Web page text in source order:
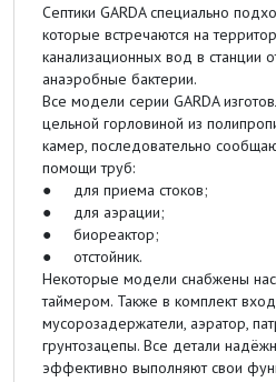
Септики GARDA специально
которые встречаются на
канализационных вод в станции
анаэробные бактерии.
Все модели серии GARDA
цельной горловиной из
камер, последовательно
помощи труб:
● для приема стоков;
● для аэрации;
● биореактор;
● отстойник.
Некоторые модели снабжены
таймером. Также в комплект
мусорозадержатели, аэратор,
грунтозацепы. Все детали
эффективно выполняют свои